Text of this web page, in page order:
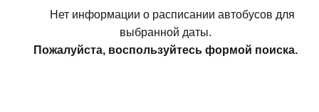
Нет информации о расписании автобусов для
выбранной даты.
Пожалуйста, воспользуйтесь формой поиска.